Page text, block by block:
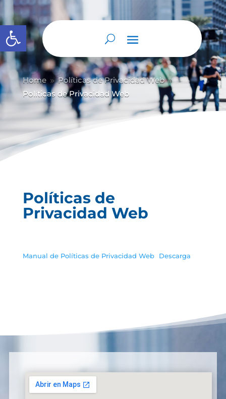
Abrir barra de herramientas
Home 9 Políticas de Privacidad Web 9
Políticas de Privacidad Web
Políticas de
Privacidad Web
Manual de Políticas de Privacidad Web Descarga